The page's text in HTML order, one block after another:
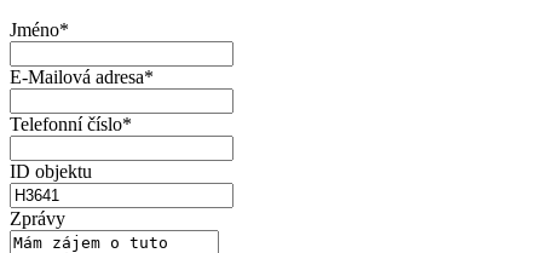
Jméno*
E-Mailová adresa*
Telefonní číslo*
ID objektu
Zprávy